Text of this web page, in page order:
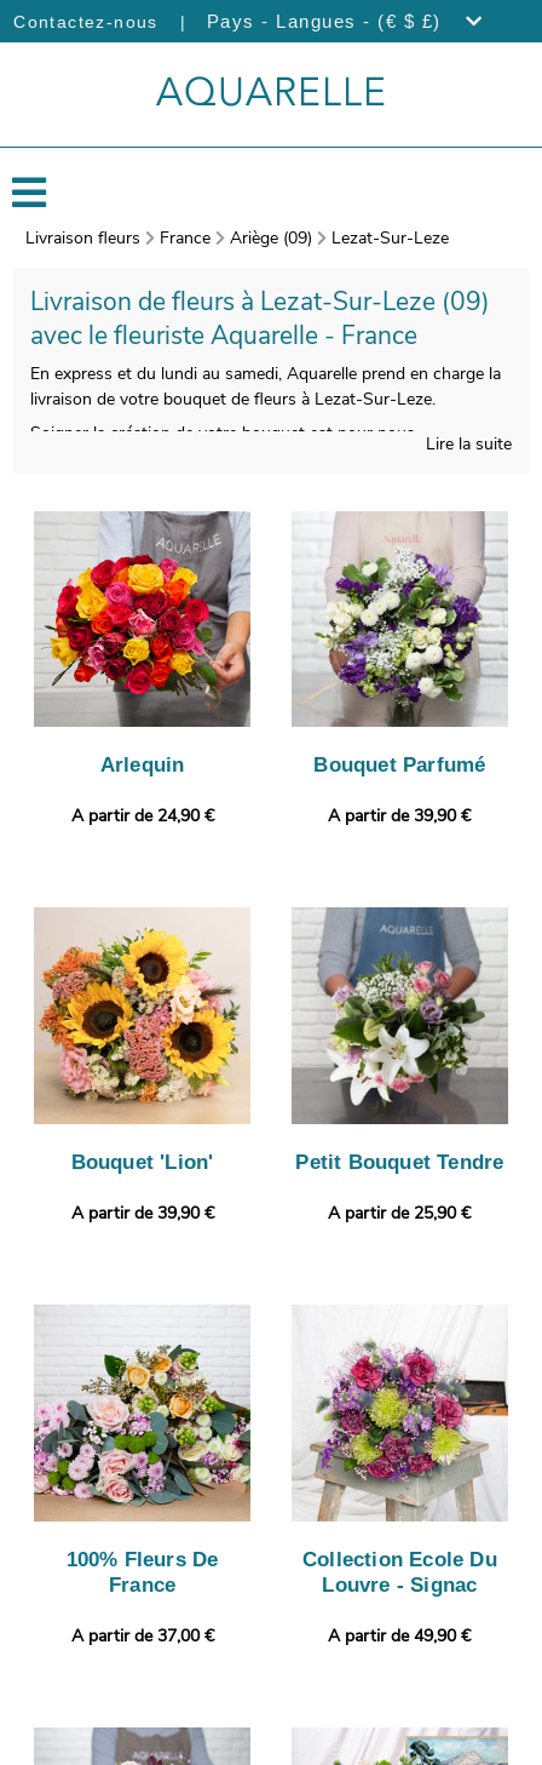
Contactez-nous | Pays - Langues - (€ $ £)
Livraison fleurs France Ariège (09) Lezat-Sur-Leze
Livraison de fleurs à Lezat-Sur-Leze (09)
avec le fleuriste Aquarelle - France
En express et du lundi au samedi, Aquarelle prend en charge la
livraison de votre bouquet de fleurs à Lezat-Sur-Leze.
Soigner la création de votre bouquet est pour nous
bouquet. Àvant l’expédition, une photo du produit fini sera
prise. Cette photo vous est ensuite envoyée de manière à ce
que vous puissiez vous assurer que le bouquet de fleurs qui a
été réalisé par nos soins est le même que celui que vous avez
commandé. La livraison sera ensuite lancée. Vous voulez
ajouter une touche qui vous ressemble ? Sans frais
supplémentaire, votre commande pourra être complétée par un
message personnalisé.
Lire la suite
Arlequin
A partir de 24,90 €
Bouquet Parfumé
A partir de 39,90 €
Bouquet 'Lion'
A partir de 39,90 €
Petit Bouquet Tendre
A partir de 25,90 €
100% Fleurs De
France
A partir de 37,00 €
Collection Ecole Du
Louvre - Signac
A partir de 49,90 €